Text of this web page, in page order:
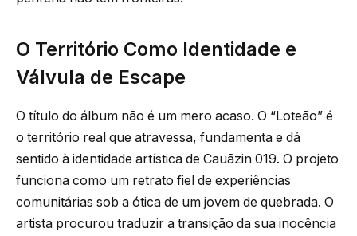
O Território Como Identidade e
Válvula de Escape
O título do álbum não é um mero acaso. O “Loteão” é
o território real que atravessa, fundamenta e dá
sentido à identidade artística de Cauãzin 019. O projeto
funciona como um retrato fiel de experiências
comunitárias sob a ótica de um jovem de quebrada. O
artista procurou traduzir a transição da sua inocência